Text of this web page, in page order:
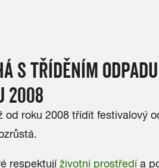
S TŘÍDĚNÍM ODPADU
2008
od roku 2008 třídit festivalový
respektují životní prostředí a